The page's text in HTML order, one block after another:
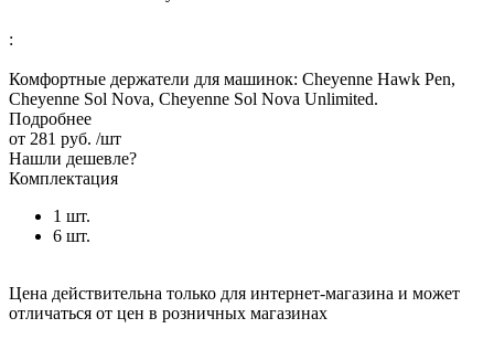
:
Комфортные держатели для машинок: Cheyenne Hawk Pen,
Cheyenne Sol Nova, Сheyenne Sol Nova Unlimited.
Подробнее
от 281 руб. /шт
Нашли дешевле?
Комплектация
1 шт.
6 шт.
Цена действительна только для интернет-магазина и может
отличаться от цен в розничных магазинах